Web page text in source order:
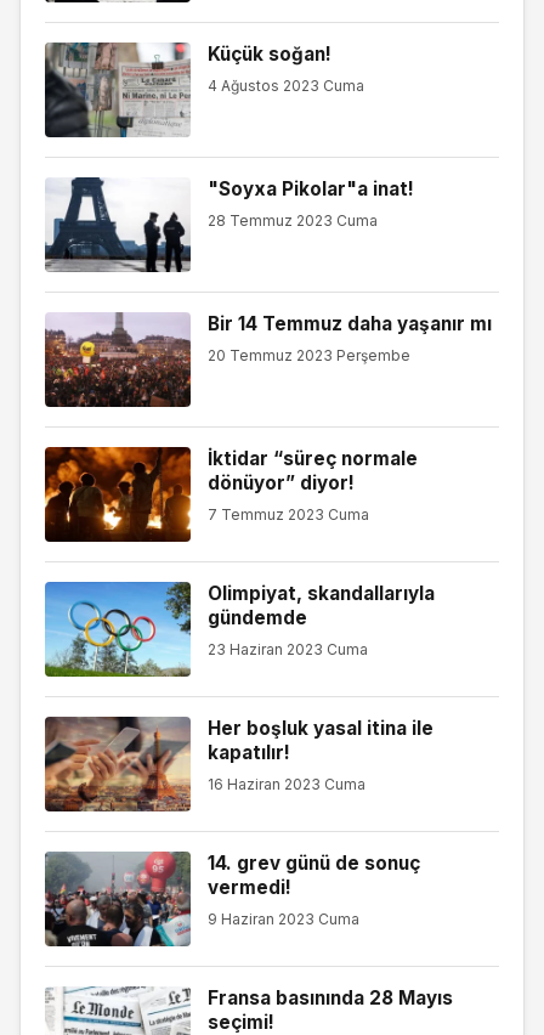
Küçük soğan!
4 Ağustos 2023 Cuma
"Soyxa Pikolar"a inat!
28 Temmuz 2023 Cuma
Bir 14 Temmuz daha yaşanır mı
20 Temmuz 2023 Perşembe
İktidar “süreç normale
dönüyor” diyor!
7 Temmuz 2023 Cuma
Olimpiyat, skandallarıyla
gündemde
23 Haziran 2023 Cuma
Her boşluk yasal itina ile
kapatılır!
16 Haziran 2023 Cuma
14. grev günü de sonuç
vermedi!
9 Haziran 2023 Cuma
Fransa basınında 28 Mayıs
seçimi!